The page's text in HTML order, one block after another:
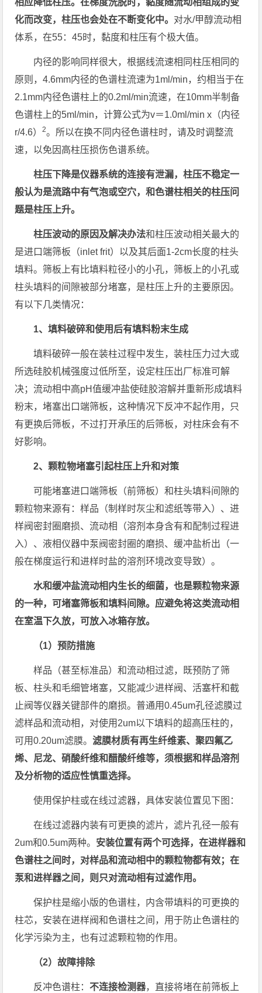
相应降低柱压。在梯度洗脱时，黏度随流动相组成的变
化而改变，柱压也会处在不断变化中。 对水/甲醇流动相
体系，在55：45时，黏度和柱压有个极大值。
内径的影响同样很大，根据线流速相同柱压相同的
原则，4.6mm内径的色谱柱流速为1ml/min，约相当于在
2.1mm内径色谱柱上的0.2ml/min流速，在10mm半制备
色谱柱上的5ml/min，计算公式为v＝1.0ml/min x（内径
r/4.6）2。所以在换不同内径色谱柱时，请及时调整流
速，以免因高柱压损伤色谱系统。
柱压下降是仪器系统的连接有泄漏，柱压不稳定一
般认为是流路中有气泡或空穴，和色谱柱相关的柱压问
题是柱压上升。
柱压波动的原因及解决办法和柱压波动相关最大的
是进口端筛板（inlet frit）以及其后面1-2cm长度的柱头
填料。筛板上有比填料粒径小的小孔，筛板上的小孔或
柱头填料的间隙被部分堵塞，是柱压上升的主要原因。
有以下几类情况：
1、填料破碎和使用后有填料粉末生成
填料破碎一般在装柱过程中发生，装柱压力过大或
所选硅胶机械强度过低所至，设定柱压出厂标准可解
决；流动相中高pH值缓冲盐使硅胶溶解并重新形成填料
粉末，堵塞出口端筛板，这种情况下反冲不起作用，只
有更换后筛板，不过打开承压的后筛板，对柱床会有不
好影响。
2、颗粒物堵塞引起柱压上升和对策
可能堵塞进口端筛板（前筛板）和柱头填料间隙的
颗粒物来源有：样品（制样时灰尘和滤纸等带入）、进
样阀密封圈磨损、流动相（溶剂本身含有和配制过程进
入）、液相仪器中泵阀密封圈的磨损、缓冲盐析出（一
般在梯度运行和进样时盐的溶剂环境改变导致）。
水和缓冲盐流动相内生长的细菌，也是颗粒物来源
的一种，可堵塞筛板和填料间隙。应避免将这类流动相
在室温下久放，可放入冰箱存放。
（1）预防措施
样品（甚至标准品）和流动相过滤，既预防了筛
板、柱头和毛细管堵塞，又能减少进样阀、活塞杆和截
止阀等仪器关键部件的磨损。普通用0.45um孔径滤膜过
滤样品和流动相，对使用2um以下填料的超高压柱的，
可用0.20um滤膜。滤膜材质有再生纤维素、聚四氟乙
烯、尼龙、硝酸纤维和醋酸纤维等，须根据和样品溶剂
及分析物的适应性慎重选择。
使用保护柱或在线过滤器，具体安装位置见下图：
在线过滤器内装有可更换的滤片，滤片孔径一般有
2um和0.5um两种。 安装位置有两个可选择，在进样器和
色谱柱之间时，对样品和流动相中的颗粒物都有效；在
泵和进样器之间，则只对流动相有过滤作用。
保护柱是缩小版的色谱柱，内含带填料的可更换的
柱芯，安装在进样阀和色谱柱之间，用于防止色谱柱的
化学污染为主，也有过滤颗粒物的作用。
（2）故障排除
反冲色谱柱：不连接检测器，直接将堵在前筛板上